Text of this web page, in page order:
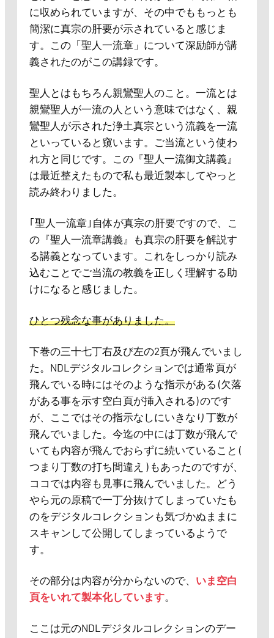
に収められていますが、その中でももっとも
簡潔に真宗の肝要が示されていると感じま
す。この「聖人一流章」について深励師が講
義されたのがこの講録です。
聖人とはもちろん親鸞聖人のこと。一流とは
親鸞聖人が一流の人という意味ではなく、親
鸞聖人が示された浄土真宗という流義を一流
といっていると窺います。ご当流という使わ
れ方と同じです。この『聖人一流御文講義』
は最近整えたもので私も最近製本してやっと
読み終わりました。
｢聖人一流章｣自体が真宗の肝要ですので、こ
の『聖人一流章講義』も真宗の肝要を解説す
る講義となっています。これをしっかり読み
込むことでご当流の教義を正しく理解する助
けになると感じました。
ひとつ残念な事がありました。
下巻の三十七丁右及び左の2頁が飛んでいまし
た。NDLデジタルコレクションでは通常頁が
飛んでいる時にはそのような指示がある (欠落
がある事を示す空白頁が挿入される) のです
が、ここではその指示なしにいきなり丁数が
飛んでいました。今迄の中には丁数が飛んで
いても内容が飛んでおらずに続いていること (
つまり丁数の打ち間違え ) もあったのですが、
ココでは内容も見事に飛んでいました。どう
やら元の原稿で一丁分抜けてしまっていたも
のをデジタルコレクションも気づかぬままに
スキャンして公開してしまっているようで
す。
その部分は内容が分からないので、 いま空白
頁をいれて製本化しています
ここは元のNDLデジタルコレクションのデー